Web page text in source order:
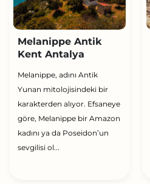
Melanippe Antik
Kent Antalya
Melanippe, adını Antik
Yunan mitolojisindeki bir
karakterden alıyor. Efsaneye
göre, Melanippe bir Amazon
kadını ya da Poseidon’un
sevgilisi ol...